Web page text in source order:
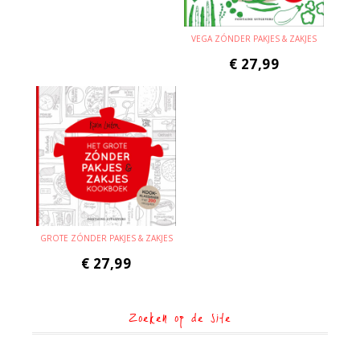
VEGA ZÓNDER PAKJES & ZAKJES
€ 27,99
GROTE ZÓNDER PAKJES & ZAKJES
€ 27,99
Zoeken op de site